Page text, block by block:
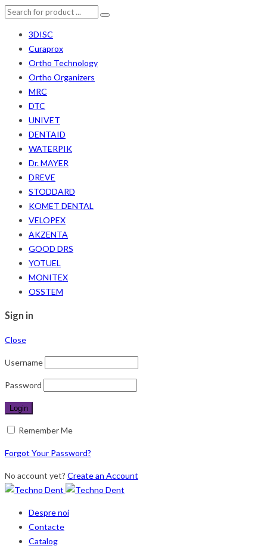
3DISC
Curaprox
Ortho Technology
Ortho Organizers
MRC
DTC
UNIVET
DENTAID
WATERPIK
Dr. MAYER
DREVE
STODDARD
KOMET DENTAL
VELOPEX
AKZENTA
GOOD DRS
YOTUEL
MONITEX
OSSTEM
Sign in
Close
Username
Password
Remember Me
Forgot Your Password?
No account yet? Create an Account
Despre noi
Contacte
Catalog